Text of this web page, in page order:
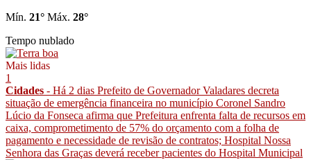
Mín. 21° Máx. 28°
Tempo nublado
Mais lidas
1
Cidades - Há 2 dias Prefeito de Governador Valadares decreta
situação de emergência financeira no município Coronel Sandro
Lúcio da Fonseca afirma que Prefeitura enfrenta falta de recursos em
caixa, comprometimento de 57% do orçamento com a folha de
pagamento e necessidade de revisão de contratos; Hospital Nossa
Senhora das Graças deverá receber pacientes do Hospital Municipal